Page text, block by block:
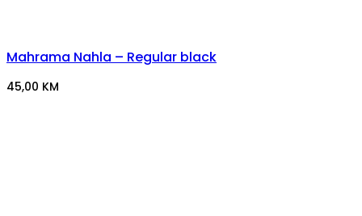
Mahrama Nahla – Regular black
45,00 KM